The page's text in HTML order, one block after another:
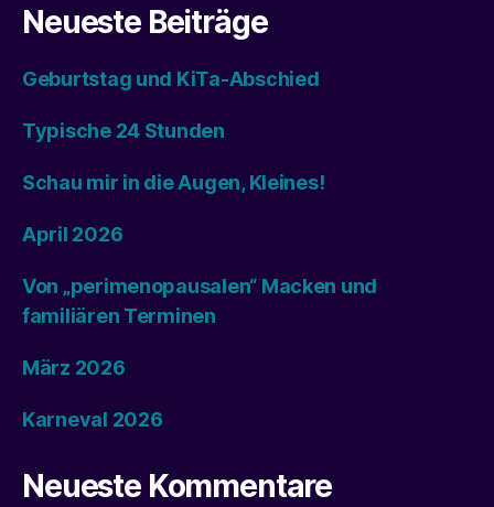
Neueste Beiträge
Geburtstag und KiTa-Abschied
Typische 24 Stunden
Schau mir in die Augen, Kleines!
April 2026
Von „perimenopausalen“ Macken und
familiären Terminen
März 2026
Karneval 2026
Neueste Kommentare